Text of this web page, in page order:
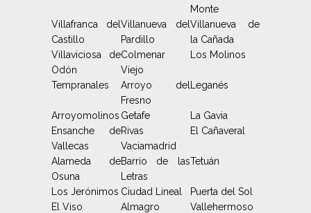
Monte
Villafranca del
Castillo
Villanueva del
Pardillo
Villanueva de
la Cañada
Villaviciosa de
Odón
Colmenar
Viejo
Los Molinos
Tempranales
Arroyo del
Fresno
Leganés
Arroyomolinos Getafe
La Gavia
Ensanche de
Vallecas
Rivas
Vaciamadrid
El Cañaveral
Alameda de
Osuna
Barrio de las
Letras
Tetuán
Los Jerónimos Ciudad Lineal
Puerta del Sol
El Viso
Almagro
Vallehermoso